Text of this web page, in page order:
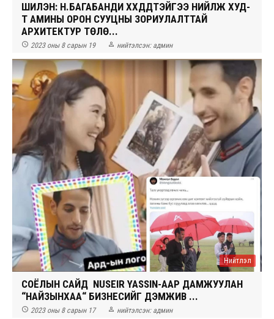
ШИЛЭН: Н.БАГАБАНДИ ХҮҮХДҮҮДТЭЙГЭЭ НИЙЛЖ ХУД-
Т АМИНЫ ОРОН СУУЦНЫ ЗОРИУЛАЛТТАЙ
АРХИТЕКТУР ТӨЛӨ...
 2023 оны 8 сарын 19  нийтэлсэн: админ
Нийтлэл
СОЁЛЫН САЙД NUSEIR YASSIN-ААР ДАМЖУУЛАН
“НАЙЗЫНХАА“ БИЗНЕСИЙГ ДЭМЖИВ ҮҮ...
 2023 оны 8 сарын 17  нийтэлсэн: админ